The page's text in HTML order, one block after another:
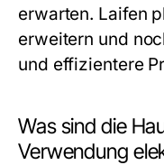
erwarten. Laifen
erweitern und
und effizientere
Was sind die
Verwendung